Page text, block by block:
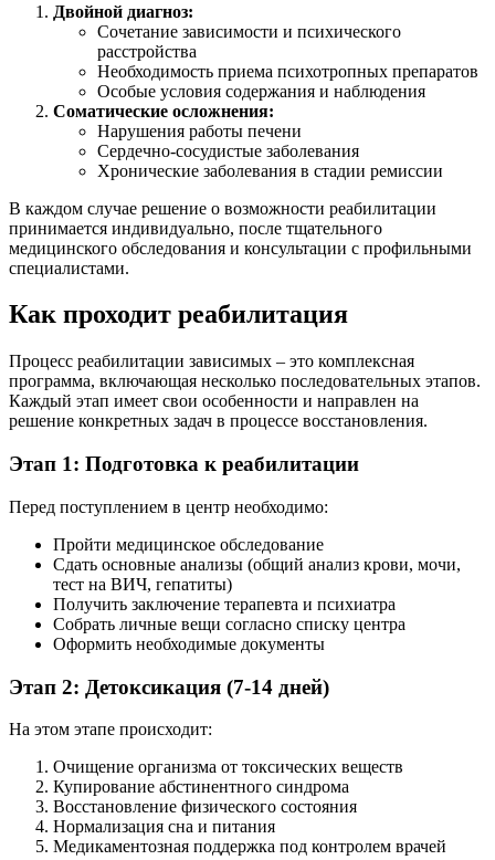
Двойной диагноз:
Сочетание зависимости и психического
расстройства
Необходимость приема психотропных препаратов
Особые условия содержания и наблюдения
Соматические осложнения:
Нарушения работы печени
Сердечно-сосудистые заболевания
Хронические заболевания в стадии ремиссии
В каждом случае решение о возможности реабилитации
принимается индивидуально, после тщательного
медицинского обследования и консультации с профильными
специалистами.
Как проходит реабилитация
Процесс реабилитации зависимых – это комплексная
программа, включающая несколько последовательных этапов.
Каждый этап имеет свои особенности и направлен на
решение конкретных задач в процессе восстановления.
Этап 1: Подготовка к реабилитации
Перед поступлением в центр необходимо:
Пройти медицинское обследование
Сдать основные анализы (общий анализ крови, мочи,
тест на ВИЧ, гепатиты)
Получить заключение терапевта и психиатра
Собрать личные вещи согласно списку центра
Оформить необходимые документы
Этап 2: Детоксикация (7-14 дней)
На этом этапе происходит:
Очищение организма от токсических веществ
Купирование абстинентного синдрома
Восстановление физического состояния
Нормализация сна и питания
Медикаментозная поддержка под контролем врачей